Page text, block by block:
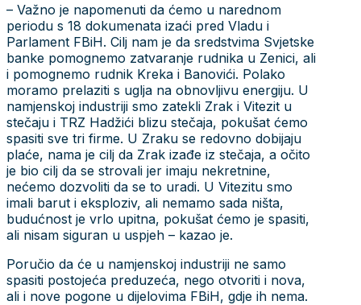
– Važno je napomenuti da ćemo u narednom
periodu s 18 dokumenata izaći pred Vladu i
Parlament FBiH. Cilj nam je da sredstvima Svjetske
banke pomognemo zatvaranje rudnika u Zenici, ali
i pomognemo rudnik Kreka i Banovići. Polako
moramo prelaziti s uglja na obnovljivu energiju. U
namjenskoj industriji smo zatekli Zrak i Vitezit u
stečaju i TRZ Hadžići blizu stečaja, pokušat ćemo
spasiti sve tri firme. U Zraku se redovno dobijaju
plaće, nama je cilj da Zrak izađe iz stečaja, a očito
je bio cilj da se strovali jer imaju nekretnine,
nećemo dozvoliti da se to uradi. U Vitezitu smo
imali barut i eksploziv, ali nemamo sada ništa,
budućnost je vrlo upitna, pokušat ćemo je spasiti,
ali nisam siguran u uspjeh – kazao je.
Poručio da će u namjenskoj industriji ne samo
spasiti postojeća preduzeća, nego otvoriti i nova,
ali i nove pogone u dijelovima FBiH, gdje ih nema.